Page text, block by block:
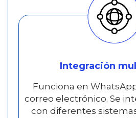
Integración
Funciona en
correo electrónico. Se
con diferentes